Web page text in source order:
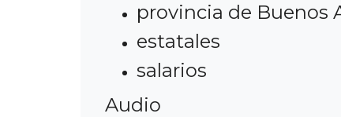
provincia de Buenos
estatales
salarios
Audio